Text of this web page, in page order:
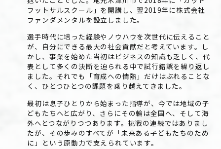
フットサルスクール」を開講し、翌2019年に株式会社
ファンダメンタルを設立しました。
選手時代に培った経験やノウハウを次世代に伝えること
が、自分にできる最大の社会貢献だと考えています。し
かし、事業を始めた当初はビジネスの知識も乏しく、代
表として多くの決断を迫られる中で試行錯誤を繰り返し
ました。それでも「育成への情熱」だけはぶれることな
く、ひとつひとつの課題を乗り越えてきました。
最初は息子ひとりから始まった指導が、今では地域の子
どもたちへと広がり、さらにその輪は全国へ、そして海
外へとつながりつつあります。挑戦の連続ではありまし
たが、その歩みのすべてが「未来ある子どもたちのため
に」という原動力で支えられています。